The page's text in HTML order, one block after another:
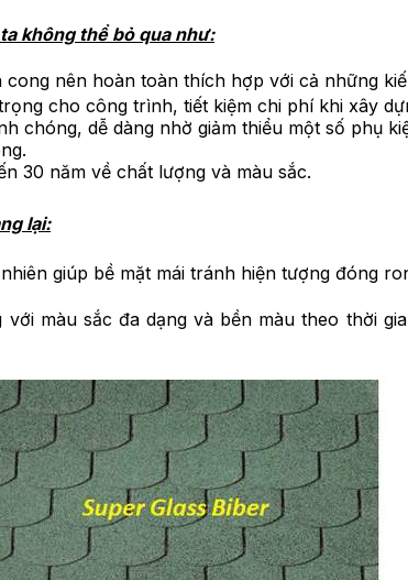
không thể bỏ qua như:
cong nên hoàn toàn thích hợp với cả những
cho công trình, tiết kiệm chi phí khi xây
chóng, dễ dàng nhờ giảm thiểu một số phụ
30 năm về chất lượng và màu sắc.
lại:
giúp bề mặt mái tránh hiện tượng đóng
màu sắc đa dạng và bền màu theo thời